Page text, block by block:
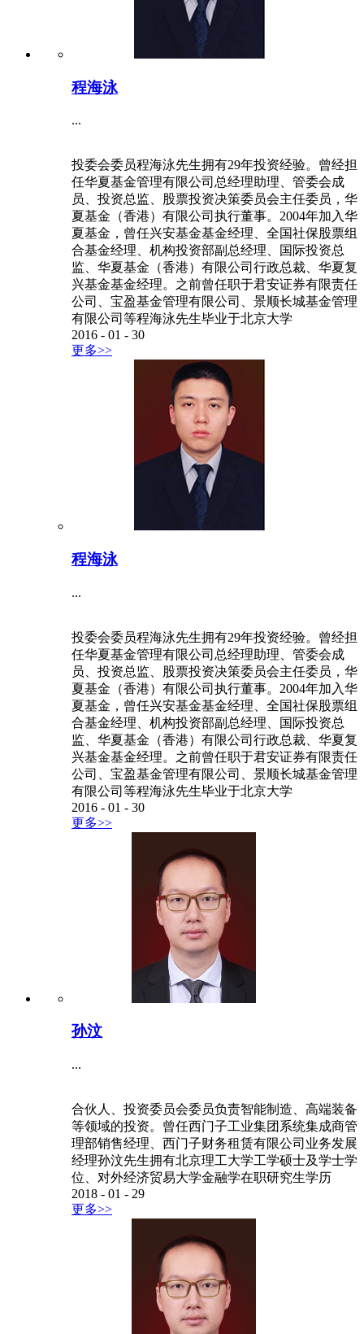
程海泳
...
投委会委员程海泳先生拥有29年投资经验。曾经担
任华夏基金管理有限公司总经理助理、管委会成
员、投资总监、股票投资决策委员会主任委员，华
夏基金（香港）有限公司执行董事。2004年加入华
夏基金，曾任兴安基金基金经理、全国社保股票组
合基金经理、机构投资部副总经理、国际投资总
监、华夏基金（香港）有限公司行政总裁、华夏复
兴基金基金经理。之前曾任职于君安证券有限责任
公司、宝盈基金管理有限公司、景顺长城基金管理
有限公司等程海泳先生毕业于北京大学
2016 - 01 - 30
更多>>
程海泳
...
投委会委员程海泳先生拥有29年投资经验。曾经担
任华夏基金管理有限公司总经理助理、管委会成
员、投资总监、股票投资决策委员会主任委员，华
夏基金（香港）有限公司执行董事。2004年加入华
夏基金，曾任兴安基金基金经理、全国社保股票组
合基金经理、机构投资部副总经理、国际投资总
监、华夏基金（香港）有限公司行政总裁、华夏复
兴基金基金经理。之前曾任职于君安证券有限责任
公司、宝盈基金管理有限公司、景顺长城基金管理
有限公司等程海泳先生毕业于北京大学
2016 - 01 - 30
更多>>
孙汶
...
合伙人、投资委员会委员负责智能制造、高端装备
等领域的投资。曾任西门子工业集团系统集成商管
理部销售经理、西门子财务租赁有限公司业务发展
经理孙汶先生拥有北京理工大学工学硕士及学士学
位、对外经济贸易大学金融学在职研究生学历
2018 - 01 - 29
更多>>